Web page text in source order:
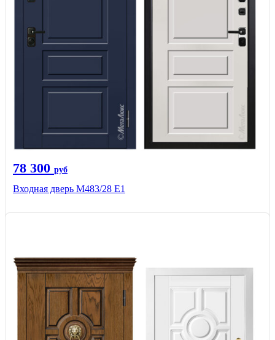
78 300 руб
Входная дверь М483/28 Е1